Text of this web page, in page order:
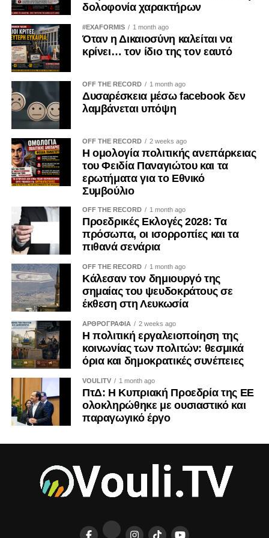
Ανήκει και στον κάθε πολίτη ξεχωριστά. Ο πατριωτισμός
δεν εξαντλείται στις επετειακές ομιλίες, ούτε στις
αναρτήσεις στα μέσα κοινωνικής δικτύωσης.
Αποδεικνύεται καθημερινά μέσα από τις προσωπικές μας
επιλογές. Δεν μπορεί κανείς να καταδικάζει την κατοχή και
ταυτόχρονα να χρηματοδοτεί, έστω και έμμεσα, τις
οικονομικές δομές που τη συντηρούν.
Η Κύπρος εξακολουθεί να ζει τις συνέπειες της εισβολής
του 1974. Οι πρόσφυγες παραμένουν μακριά από τις
πατρογονικές τους εστίες. Οι οικογένειες των
αγνοουμένων συνεχίζουν να αναζητούν απαντήσεις. Οι
εγκλωβισμένοι εξακολουθούν να δοκιμάζονται. Η κατοχή
δεν ανήκει στο παρελθόν· είναι μια καθημερινή
πραγματικότητα.
Γι’ αυτό η ενίσχυση των παράνομων καζίνων στα
κατεχόμενα δεν μπορεί να θεωρείται μια αθώα
προσωπική επιλογή. Είναι μια πράξη με πολιτικές,
οικονομικές και εθνικές προεκτάσεις. Και ως τέτοια οφείλει
να αντιμετωπίζεται από όλους μας με τη σοβαρότητα που
της αρμόζει.
Η ιστορία διδάσκει ότι τα τετελεσμένα παγιώνονται όταν οι
κοινωνίες συνηθίζουν να τα αποδέχονται. Η Κύπρος δεν
έχει την πολυτέλεια ούτε της αδιαφορίας ούτε της λήθης.
ΤΟΥ ΚΡΙΣ ΜΙΧΑΗΛ
δολοφονία χαρακτήρων
#EXAFORMIS 1 month ago
Όταν η Δικαιοσύνη καλείται να
κρίνει… τον ίδιο της τον εαυτό
OFF THE RECORD 1 month ago
Δυσαρέσκεια μέσω facebook δεν
λαμβάνεται υπόψη
OFF THE RECORD 2 weeks ago
Η ομολογία πολιτικής ανεπάρκειας
του Φειδία Παναγιώτου και τα
ερωτήματα για το Εθνικό
Συμβούλιο
OFF THE RECORD 1 month ago
Προεδρικές Εκλογές 2028: Τα
πρόσωπα, οι ισορροπίες και τα
πιθανά σενάρια
OFF THE RECORD 1 month ago
Κάλεσαν τον δημιουργό της
σημαίας του ψευδοκράτους σε
έκθεση στη Λευκωσία
ΑΡΘΡΟΓΡΑΦΙΑ 2 weeks ago
Η πολιτική εργαλειοποίηση της
κοινωνίας των πολιτών: θεσμικά
όρια και δημοκρατικές συνέπειες
VOULITV 1 month ago
ΠτΔ: Η Κυπριακή Προεδρία της ΕΕ
ολοκληρώθηκε με ουσιαστικό και
παραγωγικό έργο